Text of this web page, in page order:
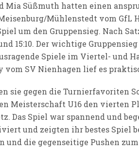
Mia Süßmuth hatten einen
Meisenburg/Mühlenstedt vom
um den Gruppensieg. Nach
15:10. Der wichtige
Spiele im Viertel- und
SV Nienhagen lief es
sie gegen die Turnierfavoriten
Meisterschaft U16 den vierten
Das Spiel war spannend und
und zeigten ihr bestes Spiel
und die gegenseitige Pushen zum